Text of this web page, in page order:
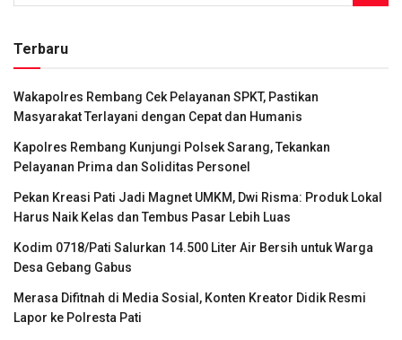
Terbaru
Wakapolres Rembang Cek Pelayanan SPKT, Pastikan
Masyarakat Terlayani dengan Cepat dan Humanis
Kapolres Rembang Kunjungi Polsek Sarang, Tekankan
Pelayanan Prima dan Soliditas Personel
Pekan Kreasi Pati Jadi Magnet UMKM, Dwi Risma: Produk Lokal
Harus Naik Kelas dan Tembus Pasar Lebih Luas
Kodim 0718/Pati Salurkan 14.500 Liter Air Bersih untuk Warga
Desa Gebang Gabus
Merasa Difitnah di Media Sosial, Konten Kreator Didik Resmi
Lapor ke Polresta Pati